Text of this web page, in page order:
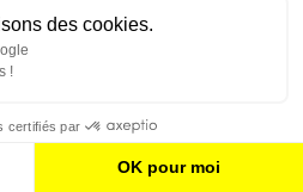
des cookies.
!
certifiés par
OK pour moi